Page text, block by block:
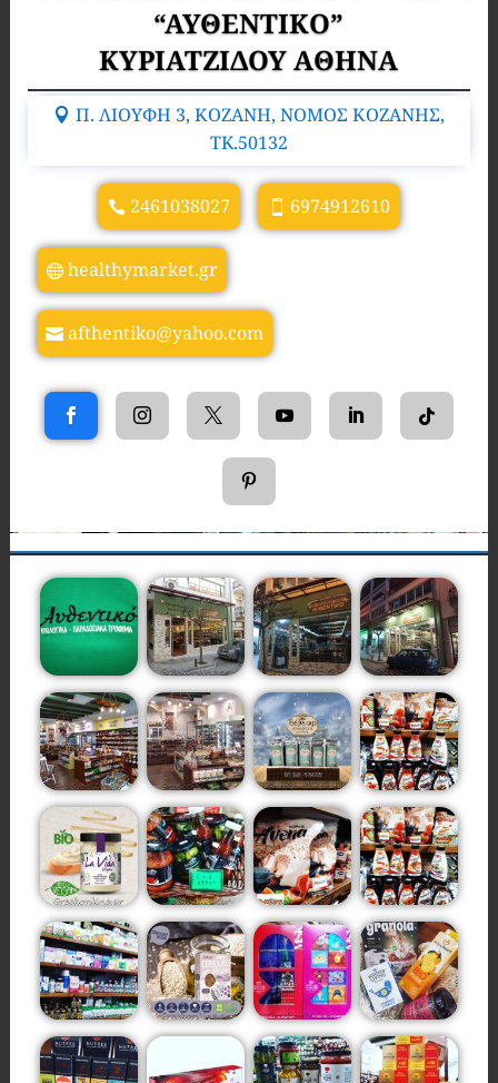
“ΑΥΘΕΝΤΙΚΟ”
ΚΥΡΙΑΤΖΙΔΟΥ ΑΘΗΝΑ
Π. ΛΙΟΥΦΗ 3, ΚΟΖΑΝΗ, ΝΟΜΟΣ ΚΟΖΑΝΗΣ,
TK.50132
2461038027 6974912610
healthymarket.gr
afthentiko@yahoo.com